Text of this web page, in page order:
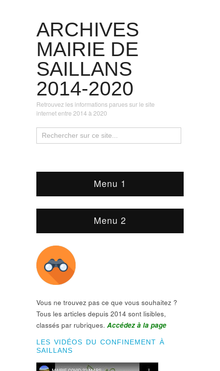
ARCHIVES
MAIRIE DE
SAILLANS
2014-2020
Retrouvez les informations parues sur le site
internet entre 2014 à 2020
Menu 1
Menu 2
Vous ne trouvez pas ce que vous souhaitez ?
Tous les articles depuis 2014 sont lisibles,
classés par rubriques. Accédez à la page
LES VIDÉOS DU CONFINEMENT À
SAILLANS